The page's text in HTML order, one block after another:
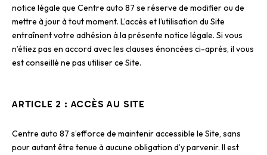
notice légale que Centre auto 87 se réserve de modifier ou de
mettre à jour à tout moment. L’accès et l’utilisation du Site
entraînent votre adhésion à la présente notice légale. Si vous
n’étiez pas en accord avec les clauses énoncées ci-après, il vous
est conseillé ne pas utiliser ce Site.
ARTICLE 2 : ACCÈS AU SITE
Centre auto 87 s’efforce de maintenir accessible le Site, sans
pour autant être tenue à aucune obligation d’y parvenir. Il est